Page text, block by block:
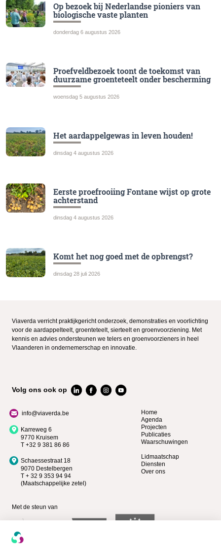
Op bezoek bij Nederlandse pioniers van
biologische vaste planten
donderdag 6 augustus 2026
Proefveldbezoek toont de toekomst van
duurzame groenteteelt onder bescherming
woensdag 5 augustus 2026
Het aardappelgewas in leven houden!
dinsdag 4 augustus 2026
Eerste proefrooiing Fontane wijst op grote
achterstand
dinsdag 4 augustus 2026
Komt het nog goed met de opbrengst?
dinsdag 28 juli 2026
Viaverda verricht praktijkgericht onderzoek, demonstraties en voorlichting
voor de aardappelteelt, groenteteelt, sierteelt en groenvoorziening. Met
kennis en advies ondersteunen we telers en groenvoorzieners in heel
Vlaanderen in ondernemerschap en innovatie.
Volg ons ook op
info@viaverda.be
Karreweg 6
9770 Kruisem
T +32 9 381 86 86
Schaessestraat 18
9070 Destelbergen
T + 32 9 353 94 94
(Maatschappelijke zetel)
Home
Agenda
Projecten
Publicaties
Waarschuwingen
Lidmaatschap
Diensten
Over ons
Met de steun van